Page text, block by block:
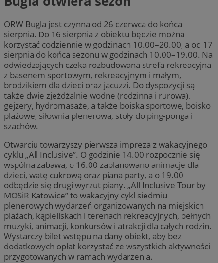
ORW Bugla jest czynna od 26 czerwca do końca
sierpnia. Do 16 sierpnia z obiektu będzie można
korzystać codziennie w godzinach 10.00–20.00, a od 17
sierpnia do końca sezonu w godzinach 10.00–19.00. Na
odwiedzających czeka rozbudowana strefa rekreacyjna
z basenem sportowym, rekreacyjnym i małym,
brodzikiem dla dzieci oraz jacuzzi. Do dyspozycji są
także dwie zjeżdżalnie wodne (rodzinna i rurowa),
gejzery, hydromasaże, a także boiska sportowe, boisko
plażowe, siłownia plenerowa, stoły do ping-ponga i
szachów.
Otwarciu towarzyszy pierwsza impreza z wakacyjnego
cyklu „All Inclusive”. O godzinie 14.00 rozpocznie się
wspólna zabawa, o 16.00 zaplanowano animacje dla
dzieci, watę cukrową oraz piana party, a o 19.00
odbędzie się drugi wyrzut piany. „All Inclusive Tour by
MOSiR Katowice” to wakacyjny cykl siedmiu
plenerowych wydarzeń organizowanych na miejskich
plażach, kąpieliskach i terenach rekreacyjnych, pełnych
muzyki, animacji, konkursów i atrakcji dla całych rodzin.
Wystarczy bilet wstępu na dany obiekt, aby bez
dodatkowych opłat korzystać ze wszystkich aktywności
przygotowanych w ramach wydarzenia.